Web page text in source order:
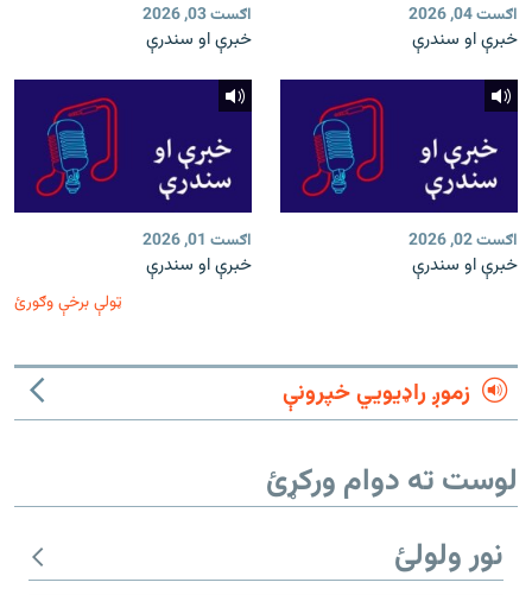
اګست 04, 2026
خبرې او سندرې
اګست 03, 2026
خبرې او سندرې
اګست 02, 2026
خبرې او سندرې
اګست 01, 2026
خبرې او سندرې
ټولې برخې وګورئ
زموږ راډیويي خپرونې
لوست ته دوام ورکړئ
نور ولولئ